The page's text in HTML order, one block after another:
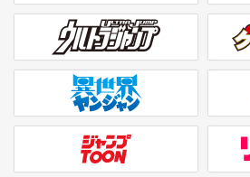
ウルトラジャンプ グラ
異世界ヤンジャン ヤン
ジャンプTOON リマ